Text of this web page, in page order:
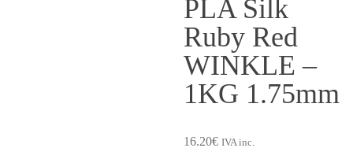
PLA Silk
Ruby Red
WINKLE –
1KG 1.75mm
16.20€ IVA inc.